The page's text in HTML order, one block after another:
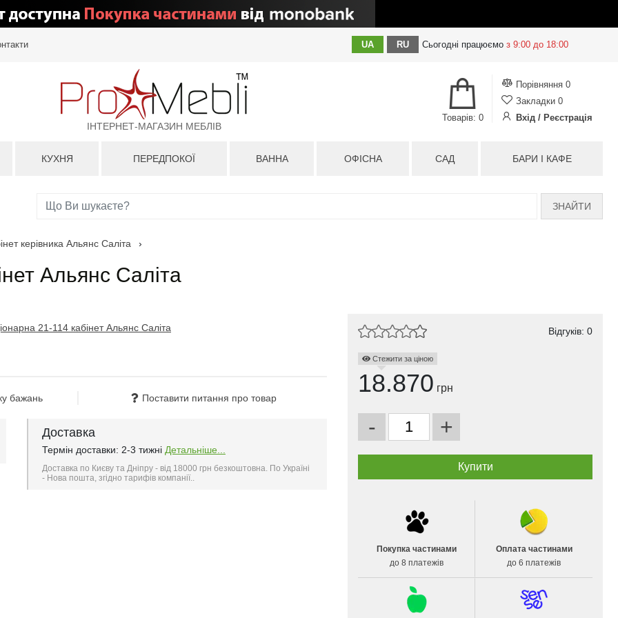
UA RU Сьогодні працюємо з 9:00 до 18:00
ІНТЕРНЕТ-МАГАЗИН МЕБЛІВ
Порівняння 0
Закладки 0
Вхід / Реєстрація
Товарів: 0
КУХНЯ ПЕРЕДПОКОЇ ВАННА ОФІСНА САД БАРИ І КАФЕ
ЗНАЙТИ
керівника Альянс Саліта ›
Альянс Саліта
бажань Поставити питання про товар
Доставка
Термін доставки: 2-3 тижні Детальніше...
Доставка по Києву та Дніпру - від 18000 грн безкоштовна. По Україні
- Нова пошта, згідно тарифів компанії..
Відгуків: 0
Стежити за ціною
18.870 грн
- +
Покупка частинами
до 8 платежів
Оплата частинами
до 6 платежів